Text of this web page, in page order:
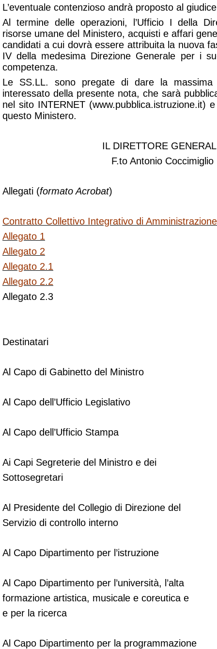
L’eventuale contenzioso andrà proposto al
Al termine delle operazioni, l’Ufficio I della
risorse umane del Ministero, acquisti e affari
candidati a cui dovrà essere attribuita la nuova
IV della medesima Direzione Generale per i
competenza.
Le SS.LL. sono pregate di dare la massima
interessato della presente nota, che sarà
nel sito INTERNET (www.pubblica.istruzione.it)
questo Ministero.
IL DIRETTORE
F.to Antonio Coccimiglio
Allegati (formato Acrobat)
Contratto Collettivo Integrativo di
Allegato 1
Allegato 2
Allegato 2.1
Allegato 2.2
Allegato 2.3
Destinatari
Al Capo di Gabinetto del Ministro
Al Capo dell’Ufficio Legislativo
Al Capo dell’Ufficio Stampa
Ai Capi Segreterie del Ministro e dei
Sottosegretari
Al Presidente del Collegio di Direzione del
Servizio di controllo interno
Al Capo Dipartimento per l’istruzione
Al Capo Dipartimento per l’università, l’alta
formazione artistica, musicale e coreutica e
e per la ricerca
Al Capo Dipartimento per la programmazione